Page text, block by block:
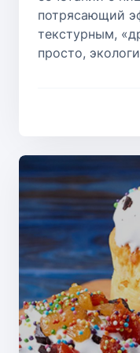
потрясающий
текстурным,
просто,